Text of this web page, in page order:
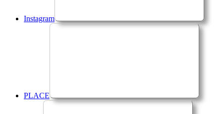
Instagram
PLACE